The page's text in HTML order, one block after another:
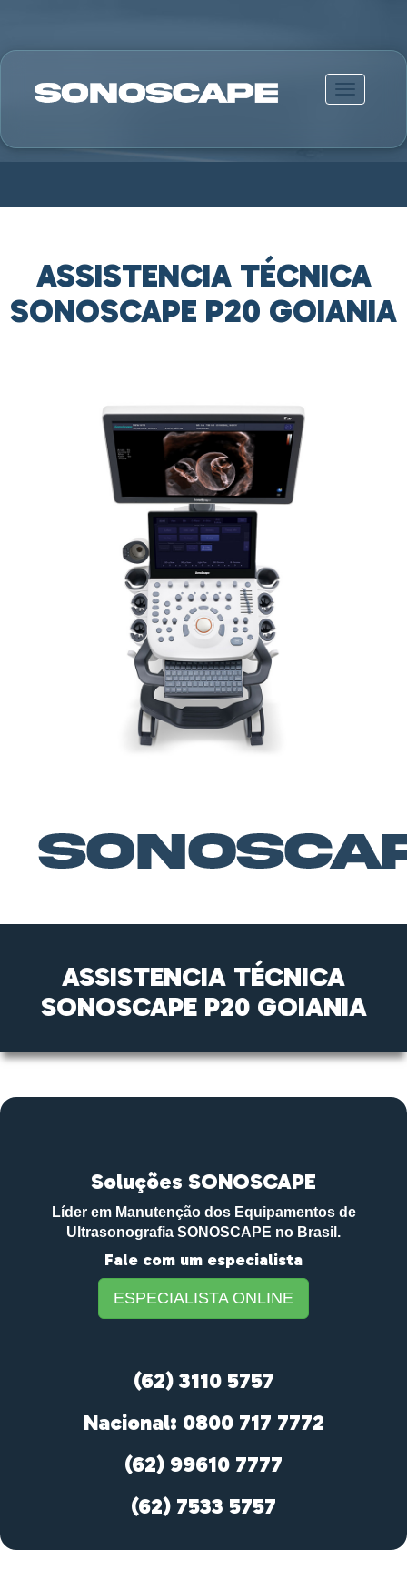
Alternar
ASSISTENCIA TÉCNICA
SONOSCAPE P20 GOIANIA
ASSISTENCIA TÉCNICA
SONOSCAPE P20 GOIANIA
Soluções SONOSCAPE
Líder em Manutenção dos Equipamentos de
Ultrasonografia SONOSCAPE no Brasil.
Fale com um especialista
ESPECIALISTA ONLINE
(62) 3110 5757
Nacional: 0800 717 7772
(62) 99610 7777
(62) 7533 5757